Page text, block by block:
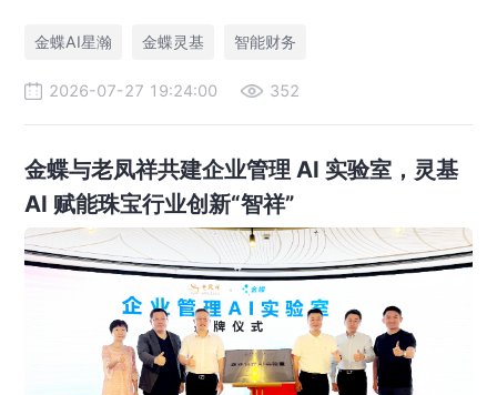
金蝶AI星瀚
金蝶灵基 智能财务
2026-07-27 19:24:00 352
金蝶与老凤祥共建企业管理 AI 实验室，灵基
AI 赋能珠宝行业创新“智祥”